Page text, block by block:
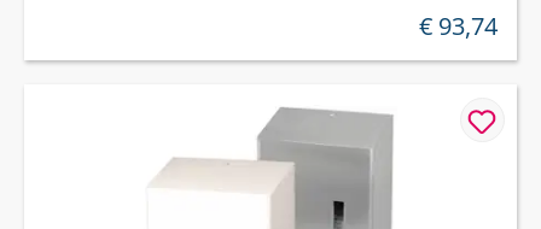
regulärer
€ 93,74